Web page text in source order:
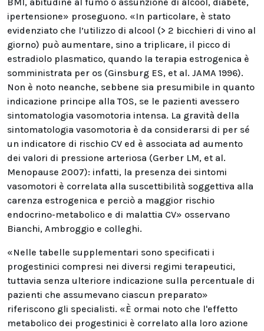
ipertensione» proseguono. «In particolare, è stato
evidenziato che l’utilizzo di alcool (> 2 bicchieri di vino al
giorno) può aumentare, sino a triplicare, il picco di
estradiolo plasmatico, quando la terapia estrogenica è
somministrata per os (Ginsburg ES, et al. JAMA 1996).
Non è noto neanche, sebbene sia presumibile in quanto
indicazione principe alla TOS, se le pazienti avessero
sintomatologia vasomotoria intensa. La gravità della
sintomatologia vasomotoria è da considerarsi di per sé
un indicatore di rischio CV ed è associata ad aumento
dei valori di pressione arteriosa (Gerber LM, et al.
Menopause 2007): infatti, la presenza dei sintomi
vasomotori è correlata alla suscettibilità soggettiva alla
carenza estrogenica e perciò a maggior rischio
endocrino-metabolico e di malattia CV» osservano
Bianchi, Ambroggio e colleghi.
«Nelle tabelle supplementari sono specificati i
progestinici compresi nei diversi regimi terapeutici,
tuttavia senza ulteriore indicazione sulla percentuale di
pazienti che assumevano ciascun preparato»
riferiscono gli specialisti. «È ormai noto che l'effetto
metabolico dei progestinici è correlato alla loro azione